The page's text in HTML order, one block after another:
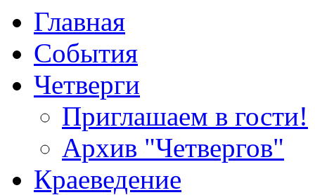
Главная
События
Четверги
Приглашаем в гости!
Архив "Четвергов"
Краеведение